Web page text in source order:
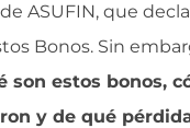
ASUFIN, que
Bonos. Sin
son estos bonos,
y de qué